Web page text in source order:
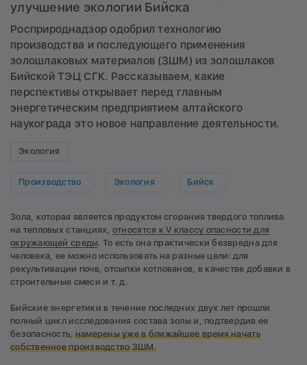
улучшение экологии Бийска
Росприроднадзор одобрил технологию
производства и последующего применения
золошлаковых материалов (ЗШМ) из золошлаков
Бийской ТЭЦ СГК. Рассказываем, какие
перспективы открывает перед главным
энергетическим предприятием алтайского
наукограда это новое направление деятельности.
Экология
Производство Экология Бийск
Зола, которая является продуктом сгорания твердого топлива
на тепловых станциях, относятся к V классу опасности для
окружающей среды. То есть она практически безвредна для
человека, ее можно использовать на разные цели: для
рекультивации почв, отсыпки котлованов, в качестве добавки в
строительные смеси и т. д.
Бийские энергетики в течение последних двух лет прошли
полный цикл исследования состава золы и, подтвердив ее
безопасность, намерены уже в ближайшее время начать
собственное производство ЗШМ.